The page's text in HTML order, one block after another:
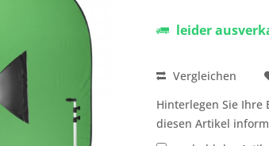
leider
Vergleichen
Hinterlegen Sie Ihre
diesen Artikel